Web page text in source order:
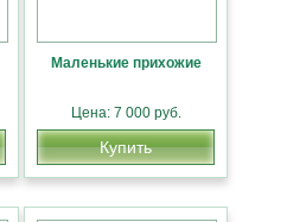
Маленькие прихожие
Цена: 7 000 руб.
Купить